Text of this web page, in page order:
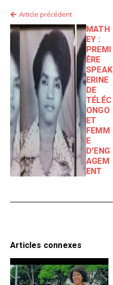
Article précédent
MATH
EY :
PREMI
ÈRE
SPEAK
ERINE
DE
TÉLÉC
ONGO
ET
FEMM
E
D’ENG
AGEM
ENT
Articles connexes